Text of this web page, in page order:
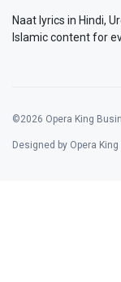
Naat lyrics in Hindi,
Islamic content for
©2026 Opera King
Designed by Opera